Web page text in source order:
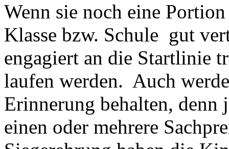
Wenn sie noch eine
Klasse bzw. Schule gut
engagiert an die Startlinie
laufen werden. Auch
Erinnerung behalten, denn
einen oder mehrere